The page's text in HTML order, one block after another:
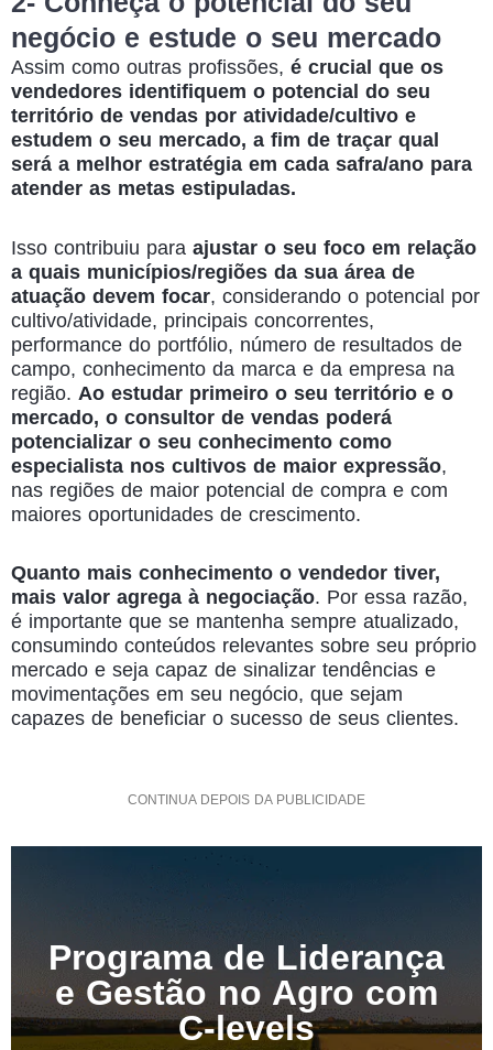
negócio e estude o seu mercado
Assim como outras profissões, é crucial que os
vendedores identifiquem o potencial do seu
território de vendas por atividade/cultivo e
estudem o seu mercado, a fim de traçar qual
será a melhor estratégia em cada safra/ano para
atender as metas estipuladas.
Isso contribuiu para ajustar o seu foco em relação
a quais municípios/regiões da sua área de
atuação devem focar, considerando o potencial por
cultivo/atividade, principais concorrentes,
performance do portfólio, número de resultados de
campo, conhecimento da marca e da empresa na
região. Ao estudar primeiro o seu território e o
mercado, o consultor de vendas poderá
potencializar o seu conhecimento como
especialista nos cultivos de maior expressão,
nas regiões de maior potencial de compra e com
maiores oportunidades de crescimento.
Quanto mais conhecimento o vendedor tiver,
mais valor agrega à negociação. Por essa razão,
é importante que se mantenha sempre atualizado,
consumindo conteúdos relevantes sobre seu próprio
mercado e seja capaz de sinalizar tendências e
movimentações em seu negócio, que sejam
capazes de beneficiar o sucesso de seus clientes.
CONTINUA DEPOIS DA PUBLICIDADE
Programa de Liderança
e Gestão no Agro com
C-levels